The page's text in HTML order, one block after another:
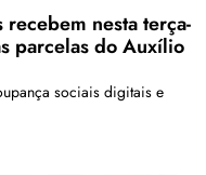
nesta terça-
parcelas do Auxílio
sociais digitais e